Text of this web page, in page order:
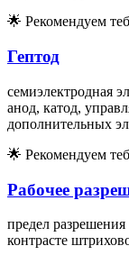
🌟 Рекомендуем
Гептод
семиэлектродная
анод, катод,
дополнительных
🌟 Рекомендуем
Рабочее
предел
контрасте